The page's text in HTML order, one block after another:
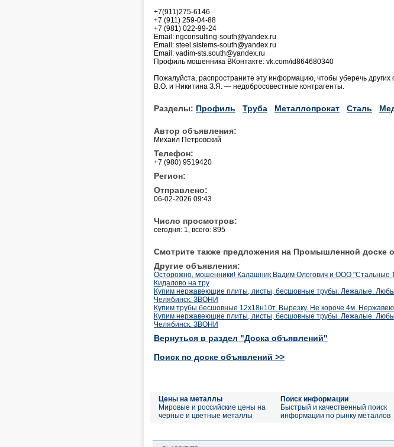
+7(911)275-6146
+7 (911) 259-04-88
+7 (981) 022-99-24
Email: ngconsulting-south@yandex.ru
Email: steel.sistems-south@yandex.ru
Email: vadim-sts.south@yandex.ru
Профиль мошенника ВКонтакте: vk.com/id864680340
Пожалуйста, распространите эту информацию, чтобы уберечь других
В.О. и Никитина З.Я. — недобросовестные контрагенты.
Разделы: Профиль Труба Металлопрокат Сталь
Автор объявления:
Михаил Петровский
Телефон:
+7 (980) 9519420
Регион:
Отправлено:
06-02-2026 09:43
Число просмотров:
сегодня: 1, всего: 895
Смотрите также предложения на Промышленной доске
Другие объявления:
Осторожно, мошенники! Калашник Вадим Олегович и ООО "Стальные
Кидалово на тру
Купим нержавеющие плиты, листы, бесшовные трубы. Лежалые.
Челябинск. ЗВОНИ
Купим трубы бесшовные 12х18н10т. Вырезку. Не короче 4м.
Купим нержавеющие плиты, листы, бесшовные трубы. Лежалые.
Челябинск. ЗВОНИ
Вернуться в раздел "Доска объявлений"
Поиск по доске объявлений >>
Цены на металлы
Мировые и российские цены на
черные и цветные металлы
Поиск информации
Быстрый и качественный поиск
информации по рынку металлов